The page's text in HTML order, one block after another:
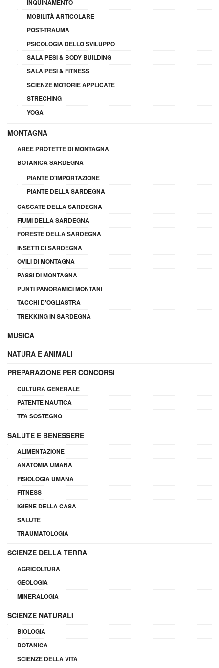
INQUINAMENTO
MOBILITÀ ARTICOLARE
POST-TRAUMA
PSICOLOGIA DELLO SVILUPPO
SALA PESI & BODY BUILDING
SALA PESI & FITNESS
SCIENZE MOTORIE APPLICATE
STRECHING
YOGA
MONTAGNA
AREE PROTETTE DI MONTAGNA
BOTANICA SARDEGNA
PIANTE D'IMPORTAZIONE
PIANTE DELLA SARDEGNA
CASCATE DELLA SARDEGNA
FIUMI DELLA SARDEGNA
FORESTE DELLA SARDEGNA
INSETTI DI SARDEGNA
OVILI DI MONTAGNA
PASSI DI MONTAGNA
PUNTI PANORAMICI MONTANI
TACCHI D'OGLIASTRA
TREKKING IN SARDEGNA
MUSICA
NATURA E ANIMALI
PREPARAZIONE PER CONCORSI
CULTURA GENERALE
PATENTE NAUTICA
TFA SOSTEGNO
SALUTE E BENESSERE
ALIMENTAZIONE
ANATOMIA UMANA
FISIOLOGIA UMANA
FITNESS
IGIENE DELLA CASA
SALUTE
TRAUMATOLOGIA
SCIENZE DELLA TERRA
AGRICOLTURA
GEOLOGIA
MINERALOGIA
SCIENZE NATURALI
BIOLOGIA
BOTANICA
SCIENZE DELLA VITA